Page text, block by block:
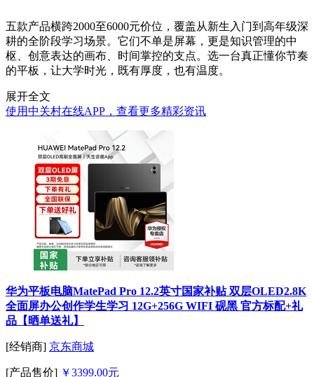
五款产品横跨2000至6000元价位，覆盖从新生入门到高年级深
耕的全阶段学习场景。它们不单是屏幕，更是知识管理的中
枢、创意表达的画布、时间掌控的支点。选一台真正懂你节奏
的平板，让大学时光，既有厚度，也有温度。
展开全文
使用中关村在线APP，查看更多精彩资讯
华为平板电脑MatePad Pro 12.2英寸国家补贴 双层OLED2.8K
全面屏办公创作学生学习 12G+256G WIFI 砚黑 官方标配+礼
品【晒单送礼】
[经销商] 京东商城
[产品售价] ￥3399.00元